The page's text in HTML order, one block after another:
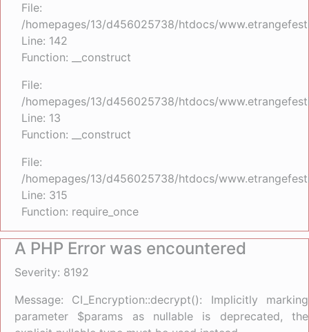
File:
/homepages/13/d456025738/htdocs/
Line: 142
Function: __construct
File:
/homepages/13/d456025738/htdocs/
Line: 13
Function: __construct
File:
/homepages/13/d456025738/htdocs/
Line: 315
Function: require_once
A PHP Error was encountered
Severity: 8192
Message: CI_Encryption::decrypt(): Implicitly marking
parameter $params as nullable is deprecated, the